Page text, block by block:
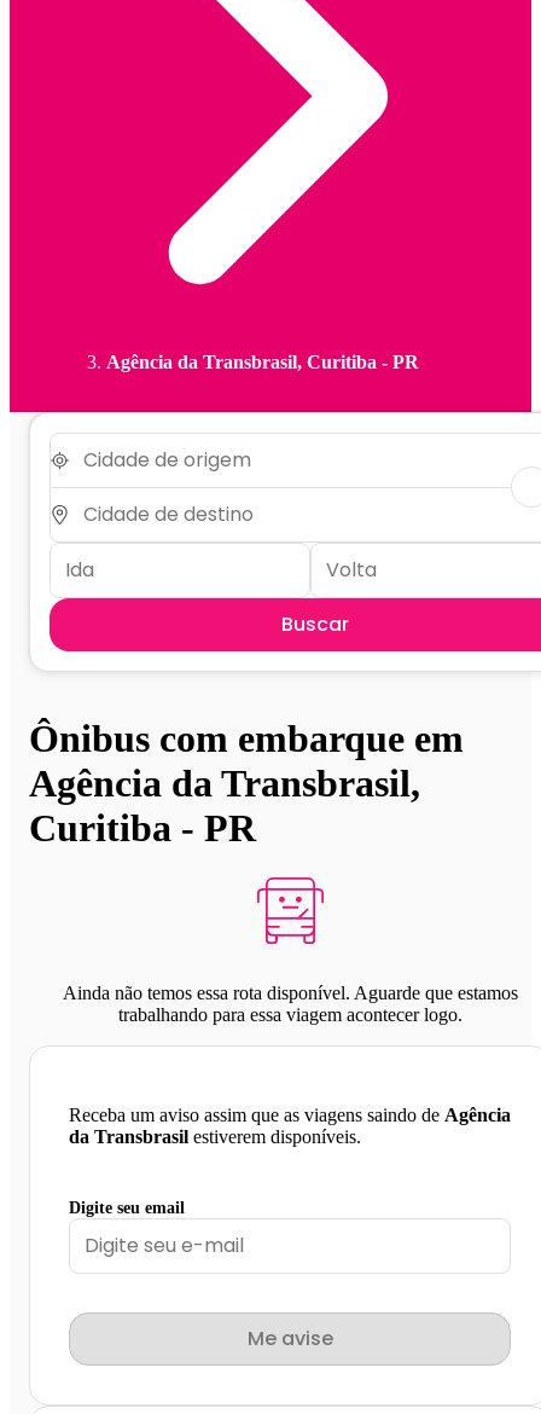
Agência da Transbrasil, Curitiba - PR
Buscar
Ônibus com embarque em
Agência da Transbrasil,
Curitiba - PR
Ainda não temos essa rota disponível. Aguarde que estamos
trabalhando para essa viagem acontecer logo.
Receba um aviso assim que as viagens saindo de Agência
da Transbrasil estiverem disponíveis.
Digite seu email
Me avise